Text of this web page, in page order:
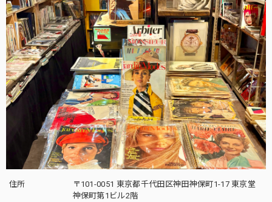
住所
〒101-0051 東京都千代田区神田神保町1-17 東京堂
神保町第1ビル2階